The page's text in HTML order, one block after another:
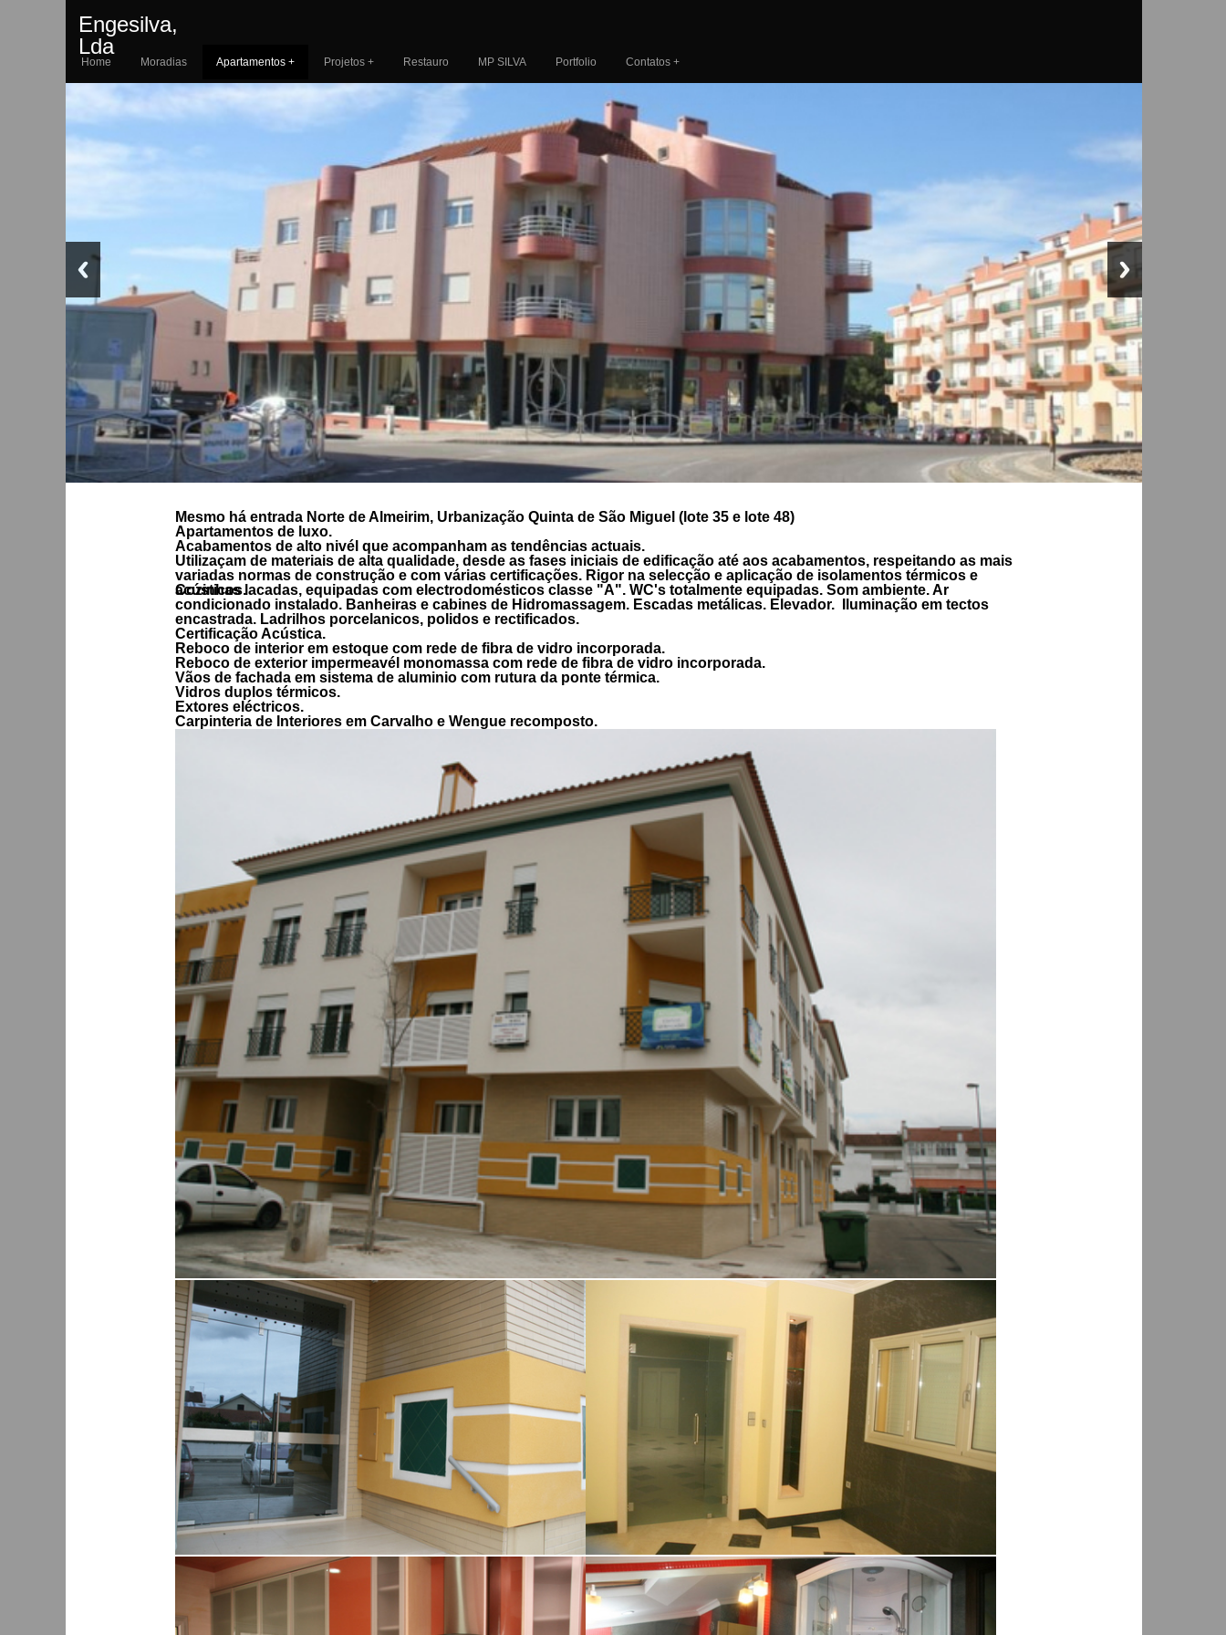
Engesilva,
Lda
Home Moradias Apartamentos + Projetos + Restauro MP SILVA Portfolio Contatos +
Mesmo há entrada Norte de Almeirim, Urbanização Quinta de São Miguel (lote 35 e lote 48)
Apartamentos de luxo.
Acabamentos de alto nivél que acompanham as tendências actuais.
Utilizaçam de materiais de alta qualidade, desde as fases iniciais de edificação até aos acabamentos, respeitando as mais
variadas normas de construção e com várias certificações. Rigor na selecção e aplicação de isolamentos térmicos e
acústicos.
Cozinhas lacadas, equipadas com electrodomésticos classe "A". WC's totalmente equipadas. Som ambiente. Ar
condicionado instalado. Banheiras e cabines de Hidromassagem. Escadas metálicas. Elevador. Iluminação em tectos
encastrada. Ladrilhos porcelanicos, polidos e rectificados.
Certificação Acústica.
Reboco de interior em estoque com rede de fibra de vidro incorporada.
Reboco de exterior impermeavél monomassa com rede de fibra de vidro incorporada.
Vãos de fachada em sistema de aluminio com rutura da ponte térmica.
Vidros duplos térmicos.
Extores eléctricos.
Carpinteria de Interiores em Carvalho e Wengue recomposto.